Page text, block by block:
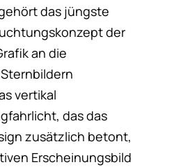
das jüngste
der
an die
vertikal
das das
zusätzlich betont,
Erscheinungsbild